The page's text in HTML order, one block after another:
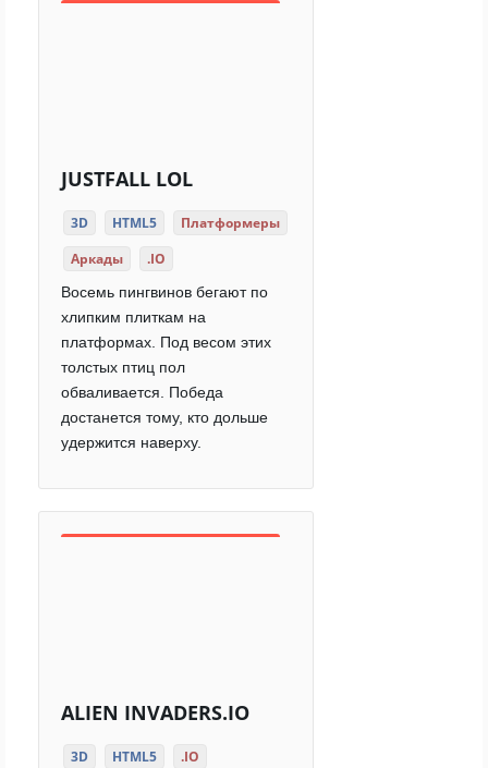
JUSTFALL LOL
3D HTML5
Платформеры
Аркады
.IO
Восемь пингвинов бегают по
хлипким плиткам на
платформах. Под весом этих
толстых птиц пол
обваливается. Победа
достанется тому, кто дольше
удержится наверху.
ALIEN INVADERS.IO
3D HTML5 .IO